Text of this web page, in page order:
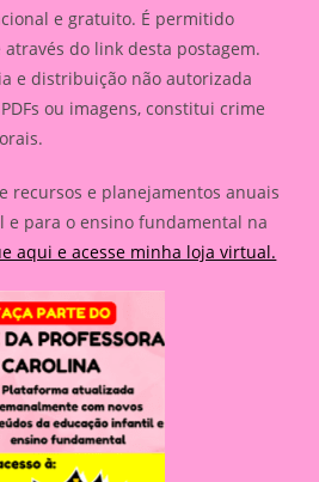
e gratuito. É permitido
do link desta postagem.
e distribuição não autorizada
ou imagens, constitui crime
recursos e planejamentos anuais
e para o ensino fundamental na
aqui e acesse minha loja virtual.